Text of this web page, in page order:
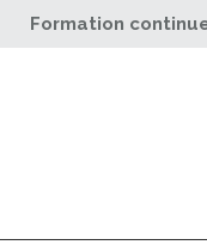
Formation